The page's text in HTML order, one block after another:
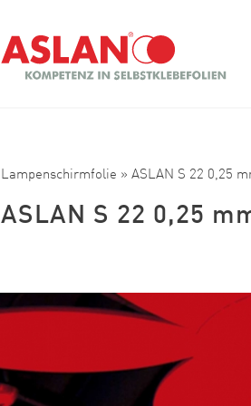
Suche
Lampenschirmfolie » ASLAN S 22 0,25
ASLAN S 22 0,25